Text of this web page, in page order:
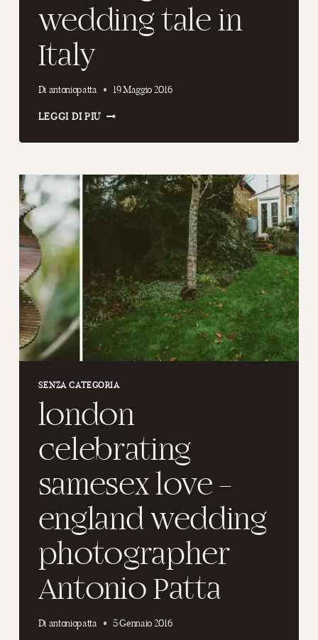
wedding tale in
Italy
Di antoniopatta 19 Maggio 2016
LEGGI DI PIÙINSPIRATIONAL
TALE
IN
ITALY
SENZA CATEGORIA
london
celebrating
samesex love –
england wedding
photographer
Antonio Patta
Di antoniopatta 5 Gennaio 2016